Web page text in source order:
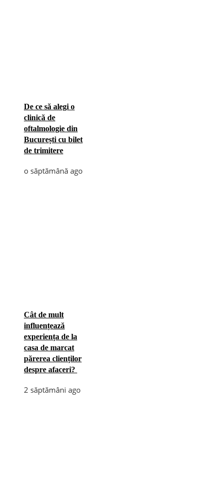
De ce să alegi o
clinică de
oftalmologie din
București cu bilet
de trimitere
o săptămână ago
Cât de mult
influențează
experiența de la
casa de marcat
părerea clienților
despre afaceri?
2 săptămâni ago